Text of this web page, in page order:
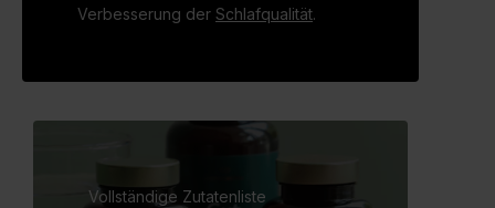
Verbesserung der Schlafqualität.
Vollständige Zutatenliste